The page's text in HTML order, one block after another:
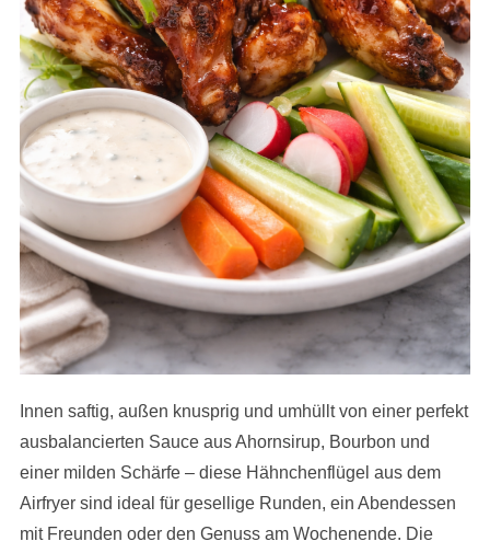
Innen saftig, außen knusprig und umhüllt von einer perfekt
ausbalancierten Sauce aus Ahornsirup, Bourbon und
einer milden Schärfe – diese Hähnchenflügel aus dem
Airfryer sind ideal für gesellige Runden, ein Abendessen
mit Freunden oder den Genuss am Wochenende. Die